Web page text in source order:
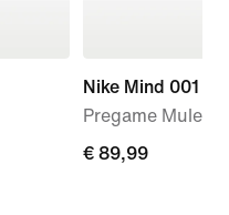
Nike Mind 001
Pregame Mule
€ 89,99
€ 89,99